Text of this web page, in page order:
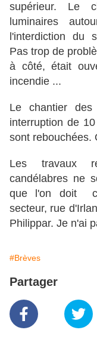
supérieur. Le
luminaires
l'interdiction du
Pas trop de
à côté, était
incendie ...
Le chantier
interruption de
sont rebouchées.
Les travaux
candélabres ne
que l'on doit
secteur, rue
Philippar. Je n'ai
#Brèves
Partager